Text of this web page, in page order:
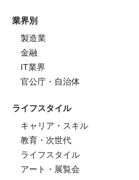
業界別
製造業
金融
IT業界
官公庁・自治体
ライフスタイル
キャリア・スキル
教育・次世代
ライフスタイル
アート・展覧会